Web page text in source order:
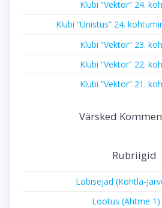
Klubi “Vektor” 24.
Klubi “Unistus” 24.
Klubi “Vektor” 23.
Klubi “Vektor” 22.
Klubi “Vektor” 21.
Värsked
Rubriigid
Lobisejad (Kohtla-
Lootus (Ahtme 1)